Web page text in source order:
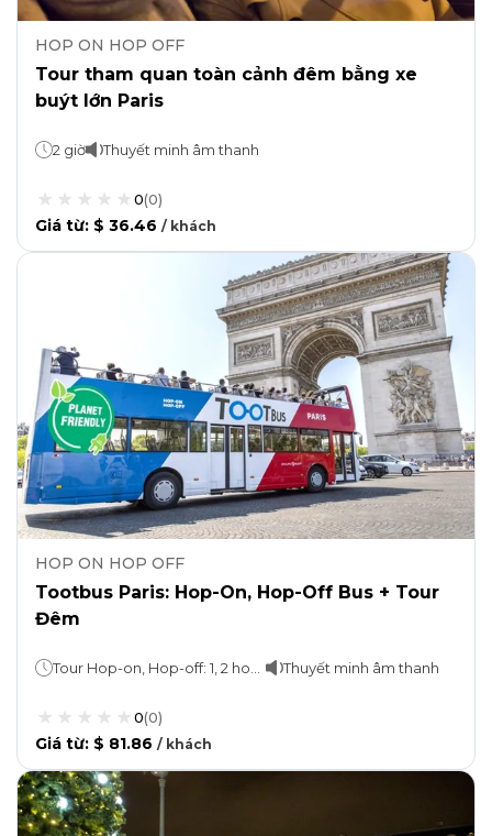
HOP ON HOP OFF
Tour tham quan toàn cảnh đêm bằng xe
buýt lớn Paris
2 giờ Thuyết minh âm thanh
0(0)
Giá từ: $ 36.46 / khách
HOP ON HOP OFF
Tootbus Paris: Hop-On, Hop-Off Bus + Tour
Đêm
Thuyết minh âm thanh
0(0)
Giá từ: $ 81.86 / khách